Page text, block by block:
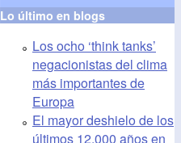
Lo último en blogs
Los ocho ‘think tanks’
negacionistas del clima
más importantes de
Europa
El mayor deshielo de los
últimos 12.000 años en